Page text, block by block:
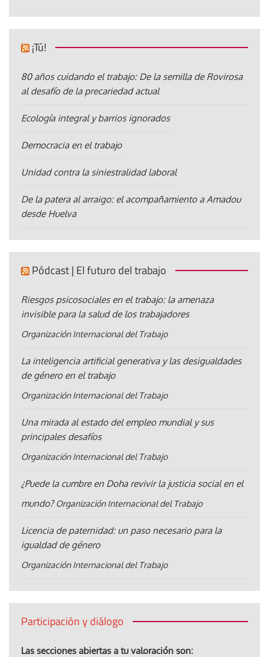
¡Tú!
80 años cuidando el trabajo: De la semilla de Rovirosa
al desafío de la precariedad actual
Ecología integral y barrios ignorados
Democracia en el trabajo
Unidad contra la siniestralidad laboral
De la patera al arraigo: el acompañamiento a Amadou
desde Huelva
Pódcast | El futuro del trabajo
Riesgos psicosociales en el trabajo: la amenaza
invisible para la salud de los trabajadores
Organización Internacional del Trabajo
La inteligencia artificial generativa y las desigualdades
de género en el trabajo
Organización Internacional del Trabajo
Una mirada al estado del empleo mundial y sus
principales desafíos
Organización Internacional del Trabajo
¿Puede la cumbre en Doha revivir la justicia social en el
mundo? Organización Internacional del Trabajo
Licencia de paternidad: un paso necesario para la
igualdad de género
Organización Internacional del Trabajo
Participación y diálogo
Las secciones abiertas a tu valoración son: